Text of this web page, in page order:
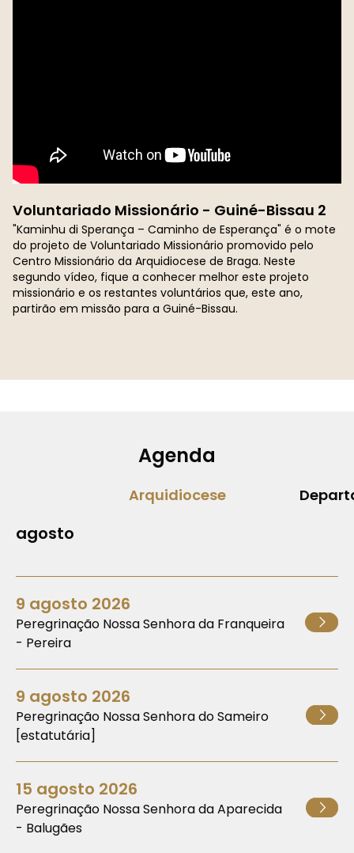
Voluntariado Missionário - Guiné-Bissau 2
"Kaminhu di Sperança – Caminho de Esperança" é o mote
do projeto de Voluntariado Missionário promovido pelo
Centro Missionário da Arquidiocese de Braga. Neste
segundo vídeo, fique a conhecer melhor este projeto
missionário e os restantes voluntários que, este ano,
partirão em missão para a Guiné-Bissau.
Agenda
Arquidiocese
agosto
9 agosto 2026
Peregrinação Nossa Senhora da Franqueira
- Pereira
9 agosto 2026
Peregrinação Nossa Senhora do Sameiro
[estatutária]
15 agosto 2026
Peregrinação Nossa Senhora da Aparecida
- Balugães